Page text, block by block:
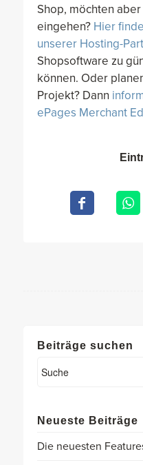
Shop, möchten
eingehen? Hier
unserer Hosting-
Shopsoftware zu
können. Oder
Projekt? Dann
ePages Merchant
Beiträge suchen
Neueste Beiträge
Die neuesten